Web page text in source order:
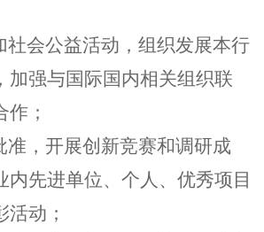
社会公益活动，组织发展本行
加强与国际国内相关组织联
；
准，开展创新竞赛和调研成
内先进单位、个人、优秀项目
动；